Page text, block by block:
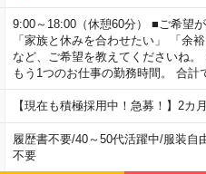
9:00～18:00（休憩60分） ■ご希望
「家族と休みを合わせたい」 「余
など、ご希望を教えてくださいね
もう1つのお仕事の勤務時間。 合計
【現在も積極採用中！急募！】2
履歴書不要/40～50代活躍中/服装自
不要